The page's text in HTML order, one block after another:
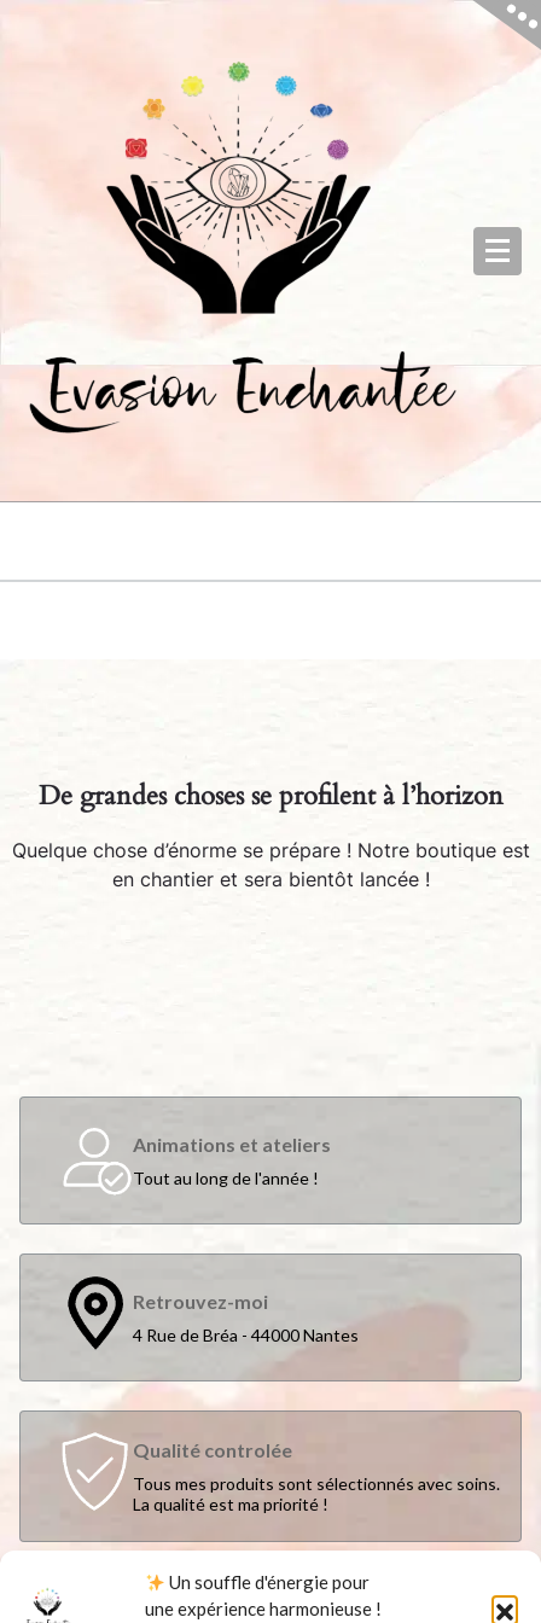
Un souffle d'énergie pour
une expérience harmonieuse !
De grandes choses se profilent à l’horizon
Quelque chose d’énorme se prépare ! Notre boutique est
en chantier et sera bientôt lancée !
Animations et ateliers
Tout au long de l'année !
Retrouvez-moi
4 Rue de Bréa - 44000 Nantes
Qualité controlée
Tous mes produits sont sélectionnés avec soins.
La qualité est ma priorité !